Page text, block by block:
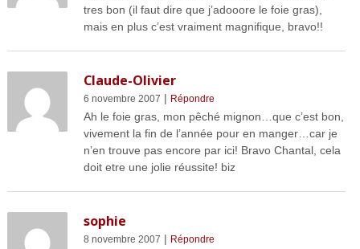
tres bon (il faut dire que j’adooore le foie gras),
mais en plus c’est vraiment magnifique, bravo!!
Claude-Olivier
6 novembre 2007 | Répondre
Ah le foie gras, mon pêché mignon…que c’est bon,
vivement la fin de l’année pour en manger…car je
n’en trouve pas encore par ici! Bravo Chantal, cela
doit etre une jolie réussite! biz
sophie
8 novembre 2007 | Répondre